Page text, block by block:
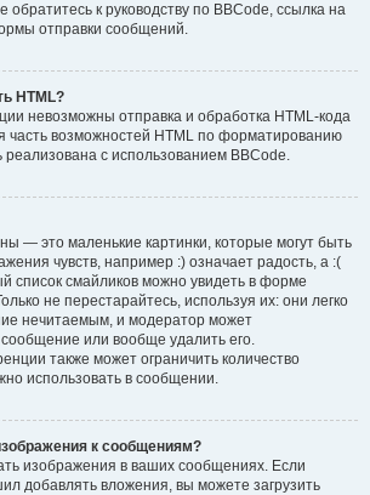
к руководству по BBCode, ссылка на
отправки сообщений.
HTML?
невозможны отправка и обработка HTML-кода
часть возможностей HTML по форматированию
с использованием BBCode.
— это маленькие картинки, которые могут быть
чувств, например :) означает радость, а :(
список смайликов можно увидеть в форме
не перестарайтесь, используя их: они легко
нечитаемым, и модератор может
или вообще удалить его.
также может ограничить количество
использовать в сообщении.
к сообщениям?
изображения в ваших сообщениях. Если
добавлять вложения, вы можете загрузить